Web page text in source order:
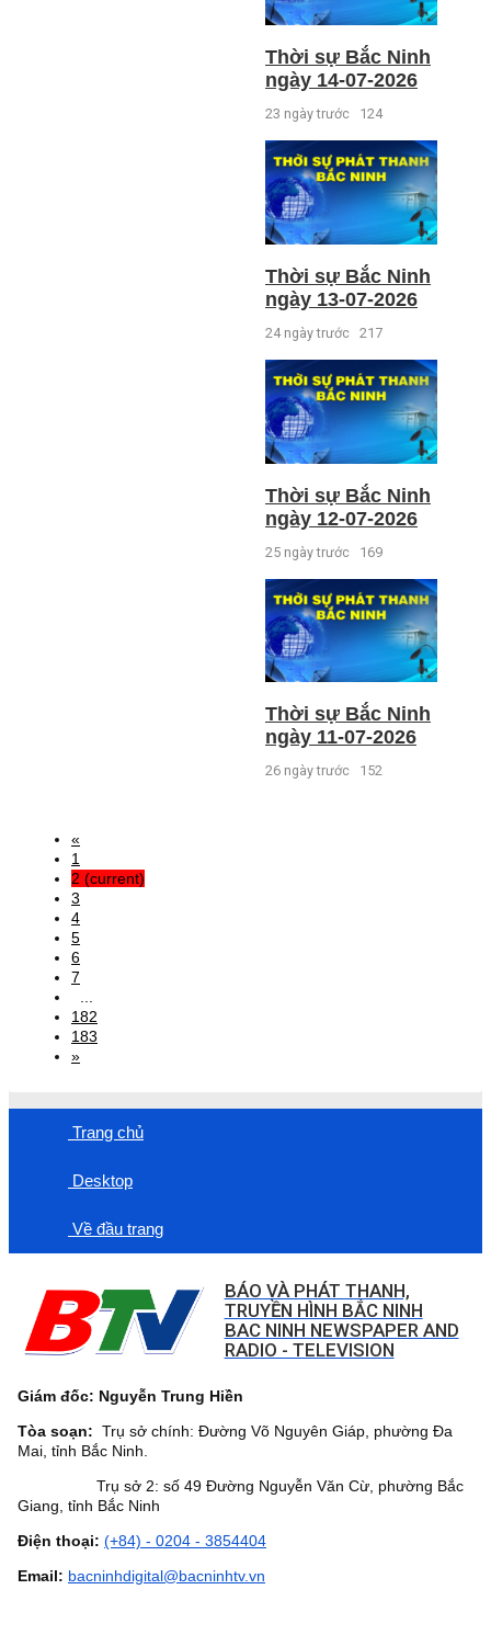
Thời sự Bắc Ninh
ngày 14-07-2026
23 ngày trước 124
Thời sự Bắc Ninh
ngày 13-07-2026
24 ngày trước 217
Thời sự Bắc Ninh
ngày 12-07-2026
25 ngày trước 169
Thời sự Bắc Ninh
ngày 11-07-2026
26 ngày trước 152
«
1
2 (current)
3
4
5
6
7
182
183
»
Trang chủ
Desktop
Về đầu trang
BÁO VÀ PHÁT THANH,
TRUYỀN HÌNH BẮC NINH
BAC NINH NEWSPAPER AND
RADIO - TELEVISION
Giám đốc: Nguyễn Trung Hiền
Tòa soạn: Trụ sở chính: Đường Võ Nguyên Giáp, phường Đa
Mai, tỉnh Bắc Ninh.
Trụ sở 2: số 49 Đường Nguyễn Văn Cừ, phường Bắc
Giang, tỉnh Bắc Ninh
Điện thoại: (+84) - 0204 - 3854404
Email: bacninhdigital@bacninhtv.vn